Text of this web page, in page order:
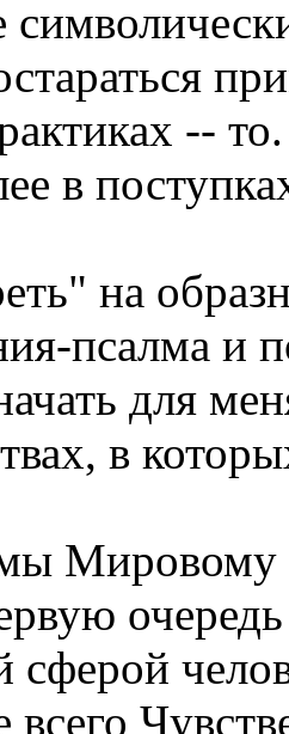
--
в
на
псалма и
для
в
Мировому
сферой
всего